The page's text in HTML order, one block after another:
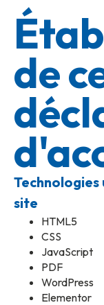
de
site
HTML5
CSS
JavaScript
PDF
WordPress
Elementor